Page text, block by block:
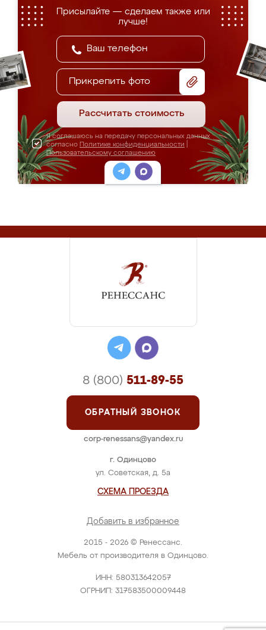
Присылайте — сделаем также или
лучше!
Прикрепить фото
Рассчитать стоимость
Я соглашаюсь на передачу персональных данных
согласно Политике конфиденциальности
Пользовательскому соглашению
2015 - 2026 © Ренессанс.
Мебель от производителя в Одинцово.
ИНН: 580313642057
ОГРНИП: 317583500009448
г. Одинцово
ул. Советская, д. 5а
СХЕМА ПРОЕЗДА
Добавить в избранное
8 (800) 511-89-55
ОБРАТНЫЙ ЗВОНОК
corp-renessans@yandex.ru